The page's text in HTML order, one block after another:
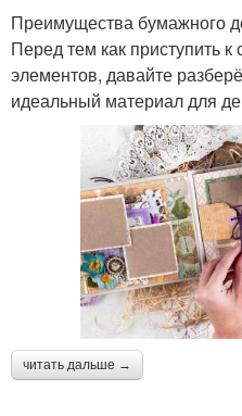
Преимущества бумажного
Перед тем как приступить
элементов, давайте
идеальный материал для
читать дальше →